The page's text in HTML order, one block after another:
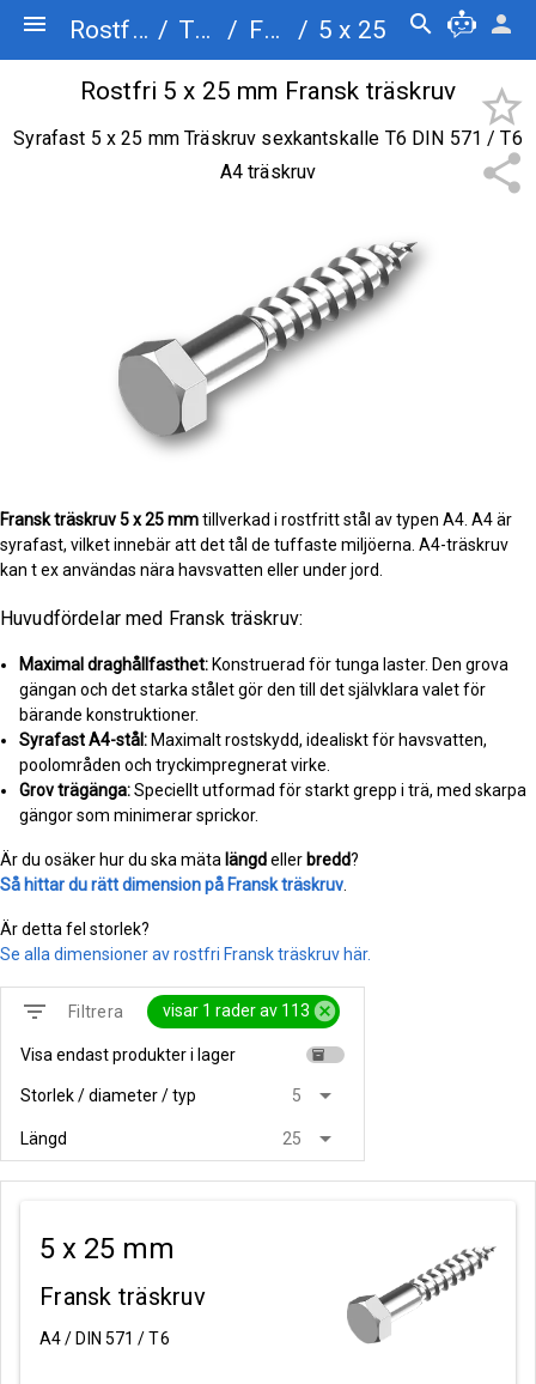
menu Rostfriskruv.se / Träskruv / Fransk träskruv / 5 x 25 search person
share
star_border
Rostfri 5 x 25 mm Fransk träskruv
Syrafast 5 x 25 mm Träskruv sexkantskalle T6 DIN 571 / T6
A4 träskruv
Fransk träskruv5 x 25 mmtillverkad i rostfritt stål av typen A4. A4 är
syrafast, vilket innebär att det tål de tuffaste miljöerna. A4-träskruv
kan t ex användas nära havsvatten eller under jord.
Huvudfördelar med Fransk träskruv:
Maximal draghållfasthet: Konstruerad för tunga laster. Den grova
gängan och det starka stålet gör den till det självklara valet för
bärande konstruktioner.
Syrafast A4-stål: Maximalt rostskydd, idealiskt för havsvatten,
poolområden och tryckimpregnerat virke.
Grov trägänga:Speciellt utformad för starkt grepp i trä, med skarpa
gängor som minimerar sprickor.
Är du osäker hur du ska mäta längdeller bredd?
Så hittar du rätt dimension på Fransk träskruv
Är detta fel storlek?
Se alla dimensioner av rostfri Fransk träskruv här.
filter_list Filtrera visar 1 rader av 113 cancel
Visa endast produkter i lager inventory
Storlek / diameter / typ 5 arrow_drop_down
Längd 25 arrow_drop_down
5 x 25 mm
Fransk träskruv
A4 / DIN 571 / T6